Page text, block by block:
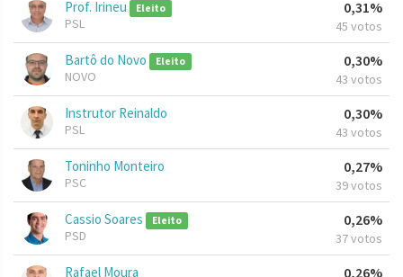
Prof. Irineu Eleito
PSL
0,31%
45 votos
Bartô do Novo Eleito
NOVO
0,30%
43 votos
Instrutor Reinaldo
PSL
0,30%
43 votos
Toninho Monteiro
PSC
0,27%
39 votos
Cassio Soares Eleito
PSD
0,26%
37 votos
Rafael Moura 0,26%